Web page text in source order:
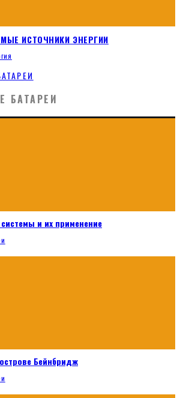
ИСТОЧНИКИ ЭНЕРГИИ
БАТАРЕИ
и их применение
Бейнбридж